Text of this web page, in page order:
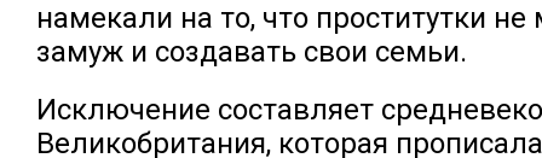
намекали на то, что проститутки
замуж и создавать свои семьи.
Исключение составляет
Великобритания, которая